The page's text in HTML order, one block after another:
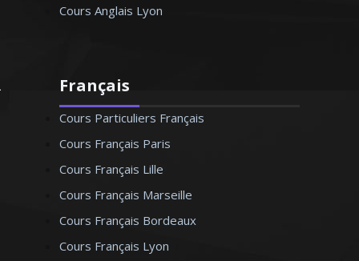
Cours Anglais Lyon
Français
Cours Particuliers Français
Cours Français Paris
Cours Français Lille
Cours Français Marseille
Cours Français Bordeaux
Cours Français Lyon